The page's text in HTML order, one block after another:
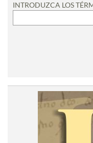
INTRODUZCA LOS